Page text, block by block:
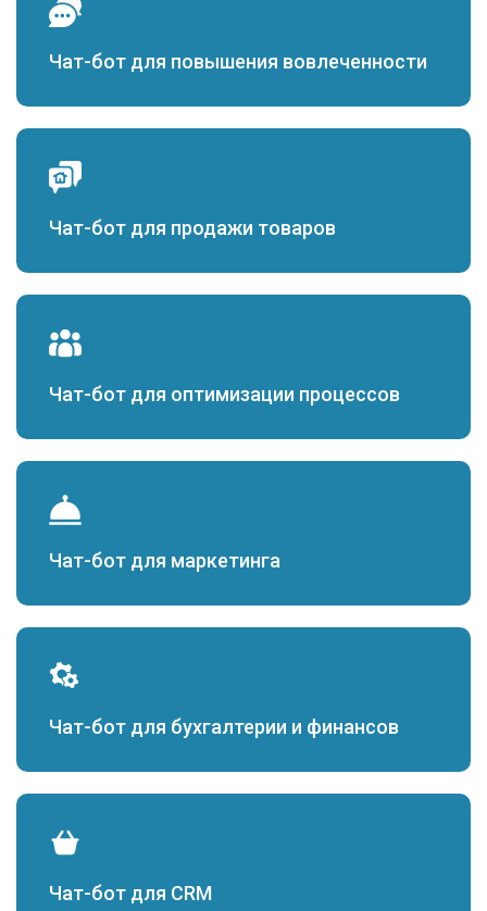
Чат-бот для повышения вовлеченности
Чат-бот для продажи товаров
Чат-бот для оптимизации процессов
Чат-бот для маркетинга
Чат-бот для бухгалтерии и финансов
Чат-бот для CRM